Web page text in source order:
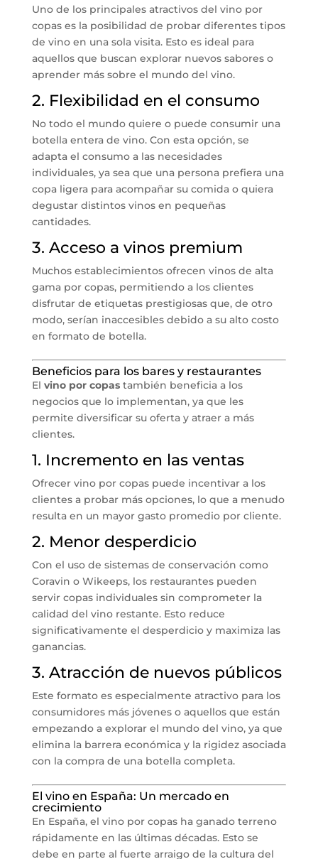
Uno de los principales atractivos del vino por
copas es la posibilidad de probar diferentes tipos
de vino en una sola visita. Esto es ideal para
aquellos que buscan explorar nuevos sabores o
aprender más sobre el mundo del vino.
2. Flexibilidad en el consumo
No todo el mundo quiere o puede consumir una
botella entera de vino. Con esta opción, se
adapta el consumo a las necesidades
individuales, ya sea que una persona prefiera una
copa ligera para acompañar su comida o quiera
degustar distintos vinos en pequeñas
cantidades.
3. Acceso a vinos premium
Muchos establecimientos ofrecen vinos de alta
gama por copas, permitiendo a los clientes
disfrutar de etiquetas prestigiosas que, de otro
modo, serían inaccesibles debido a su alto costo
en formato de botella.
Beneficios para los bares y restaurantes
El vino por copastambién beneficia a los
negocios que lo implementan, ya que les
permite diversificar su oferta y atraer a más
clientes.
1. Incremento en las ventas
Ofrecer vino por copas puede incentivar a los
clientes a probar más opciones, lo que a menudo
resulta en un mayor gasto promedio por cliente.
2. Menor desperdicio
Con el uso de sistemas de conservación como
Coravin o Wikeeps, los restaurantes pueden
servir copas individuales sin comprometer la
calidad del vino restante. Esto reduce
significativamente el desperdicio y maximiza las
ganancias.
3. Atracción de nuevos públicos
Este formato es especialmente atractivo para los
consumidores más jóvenes o aquellos que están
empezando a explorar el mundo del vino, ya que
elimina la barrera económica y la rigidez asociada
con la compra de una botella completa.
El vino en España: Un mercado en
crecimiento
En España, el vino por copas ha ganado terreno
rápidamente en las últimas décadas. Esto se
debe en parte al fuerte arraigo de la cultura del